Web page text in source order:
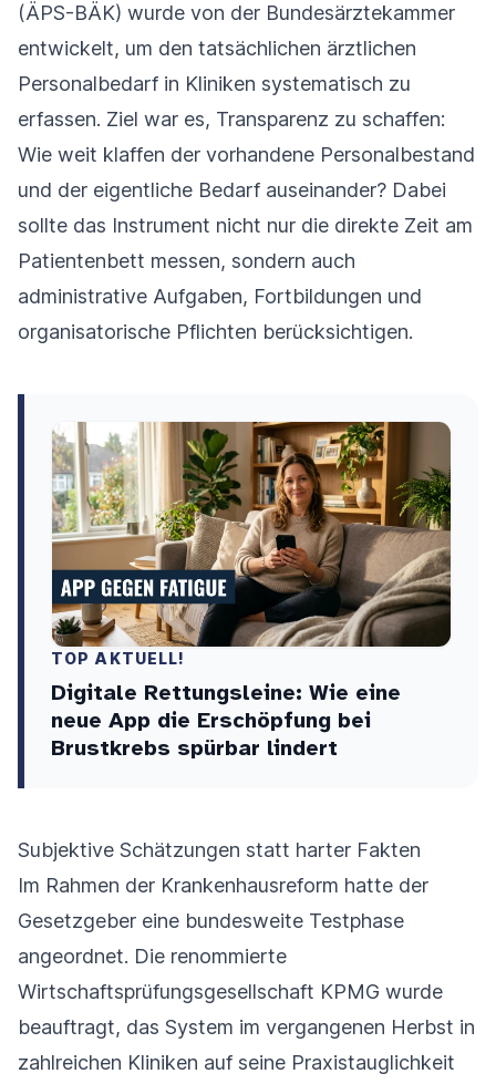
(ÄPS-BÄK) wurde von der Bundesärztekammer
entwickelt, um den tatsächlichen ärztlichen
Personalbedarf in Kliniken systematisch zu
erfassen. Ziel war es, Transparenz zu schaffen:
Wie weit klaffen der vorhandene Personalbestand
und der eigentliche Bedarf auseinander? Dabei
sollte das Instrument nicht nur die direkte Zeit am
Patientenbett messen, sondern auch
administrative Aufgaben, Fortbildungen und
organisatorische Pflichten berücksichtigen.
TOP AKTUELL!
Digitale Rettungsleine: Wie eine
neue App die Erschöpfung bei
Brustkrebs spürbar lindert
Subjektive Schätzungen statt harter Fakten
Im Rahmen der Krankenhausreform hatte der
Gesetzgeber eine bundesweite Testphase
angeordnet. Die renommierte
Wirtschaftsprüfungsgesellschaft KPMG wurde
beauftragt, das System im vergangenen Herbst in
zahlreichen Kliniken auf seine Praxistauglichkeit